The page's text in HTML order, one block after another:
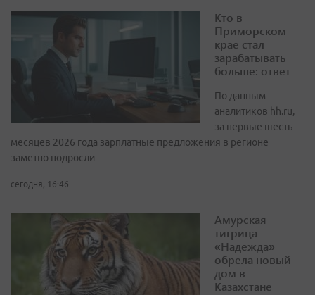
Кто в
Приморском
крае стал
зарабатывать
больше: ответ
По данным
аналитиков hh.ru,
за первые шесть
месяцев 2026 года зарплатные предложения в регионе
заметно подросли
сегодня, 16:46
Амурская
тигрица
«Надежда»
обрела новый
дом в
Казахстане